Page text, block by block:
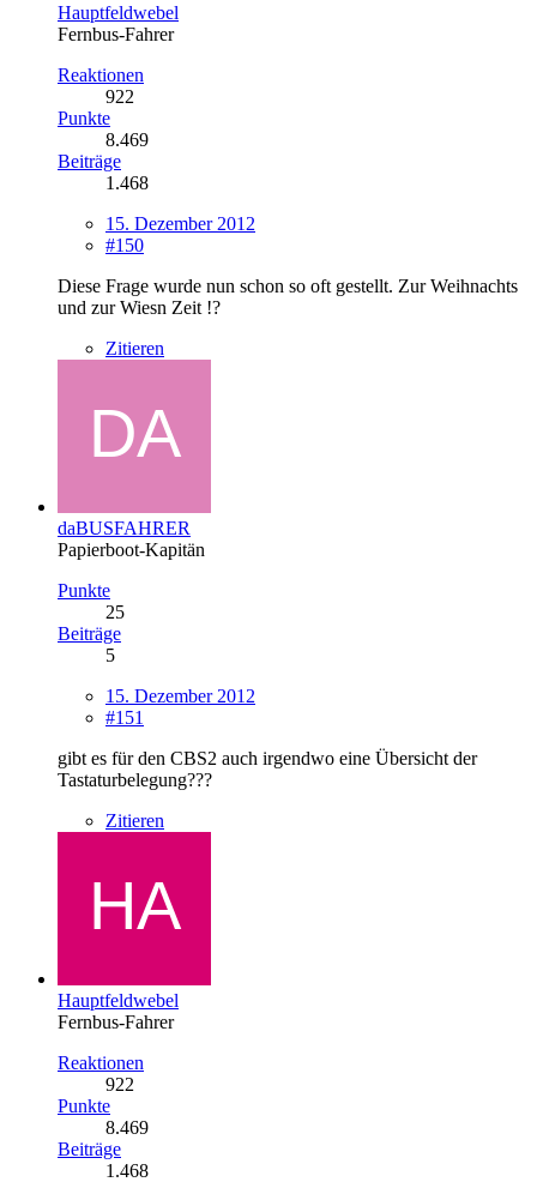
Hauptfeldwebel
Fernbus-Fahrer
Reaktionen
922
Punkte
8.469
Beiträge
1.468
15. Dezember 2012
#150
Diese Frage wurde nun schon so oft gestellt. Zur Weihnachts
und zur Wiesn Zeit !?
Zitieren
daBUSFAHRER
Papierboot-Kapitän
Punkte
25
Beiträge
5
15. Dezember 2012
#151
gibt es für den CBS2 auch irgendwo eine Übersicht der
Tastaturbelegung???
Zitieren
Hauptfeldwebel
Fernbus-Fahrer
Reaktionen
922
Punkte
8.469
Beiträge
1.468